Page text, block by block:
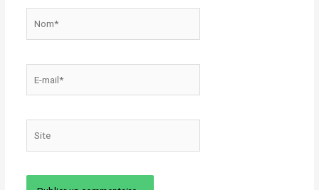
mail*